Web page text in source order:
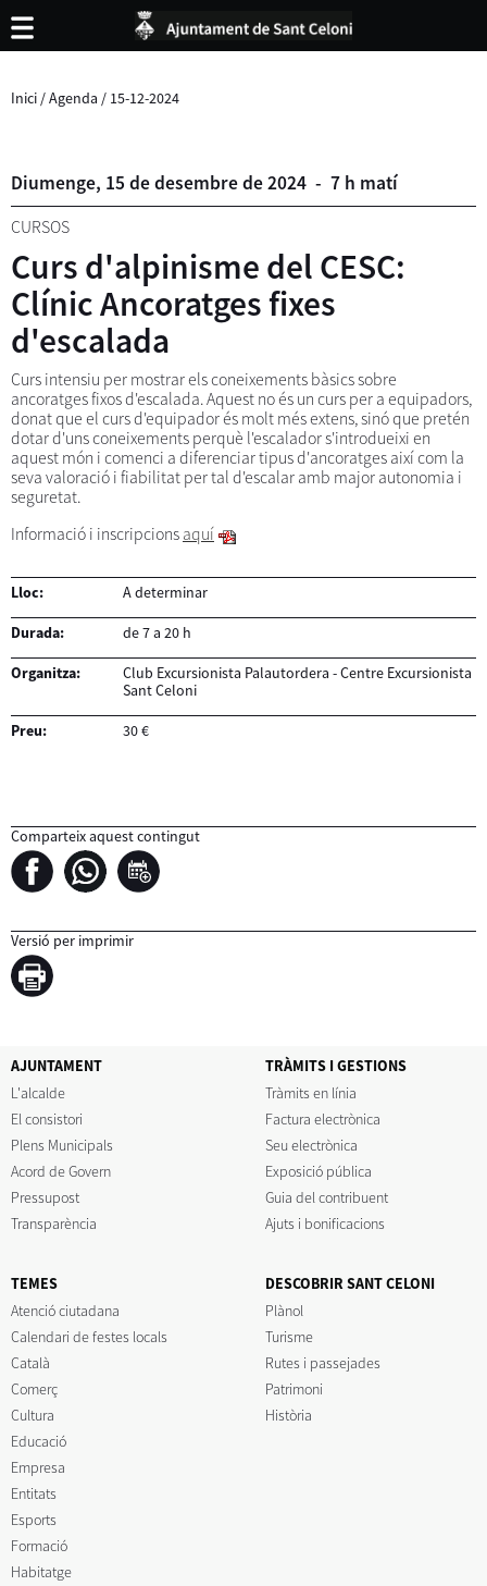
Inici /Agenda / 15-12-2024
Diumenge, 15 dedesembrede2024 - 7 h matí
CURSOS
Curs d'alpinisme del CESC:
Clínic Ancoratges fixes
d'escalada
Curs intensiu per mostrar els coneixements bàsics sobre
ancoratges fixos d'escalada. Aquest no és un curs per a equipadors,
donat que el curs d'equipador és molt més extens, sinó que pretén
dotar d'uns coneixements perquè l'escalador s'introdueixi en
aquest món i comenci a diferenciar tipus d'ancoratges així com la
seva valoració i fiabilitat per tal d'escalar amb major autonomia i
seguretat.
Informació i inscripcions aquí
Lloc: A determinar
Durada: de 7 a 20 h
Organitza:
Club Excursionista Palautordera - Centre Excursionista
Sant Celoni
Preu: 30 €
Comparteix aquest contingut
Versió per imprimir
AJUNTAMENT
L'alcalde
El consistori
Plens Municipals
Acord de Govern
Pressupost
Transparència
TRÀMITS I GESTIONS
Tràmits en línia
Factura electrònica
Seu electrònica
Exposició pública
Guia del contribuent
Ajuts i bonificacions
TEMES
Atenció ciutadana
Calendari de festes locals
Català
Comerç
Cultura
Educació
Empresa
Entitats
Esports
Formació
Habitatge
DESCOBRIR SANT CELONI
Plànol
Turisme
Rutes i passejades
Patrimoni
Història